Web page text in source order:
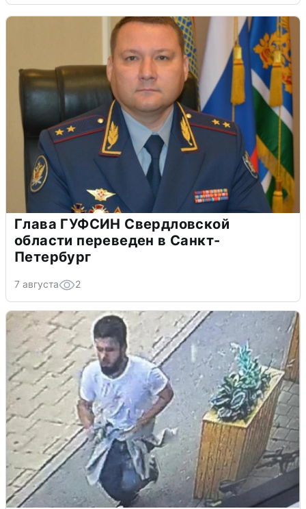
Глава ГУФСИН Свердловской
области переведен в Санкт-
Петербург
7 августа 2